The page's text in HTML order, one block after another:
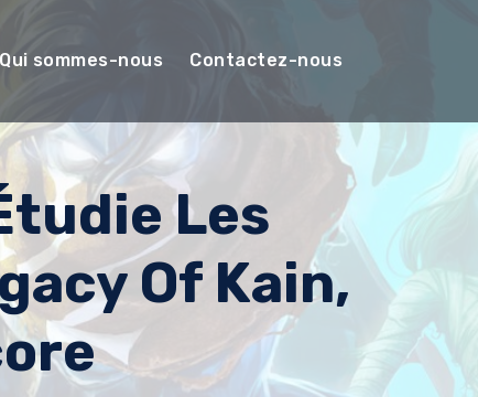
Qui sommes-nous Contactez-nous
Les
Of Kain,